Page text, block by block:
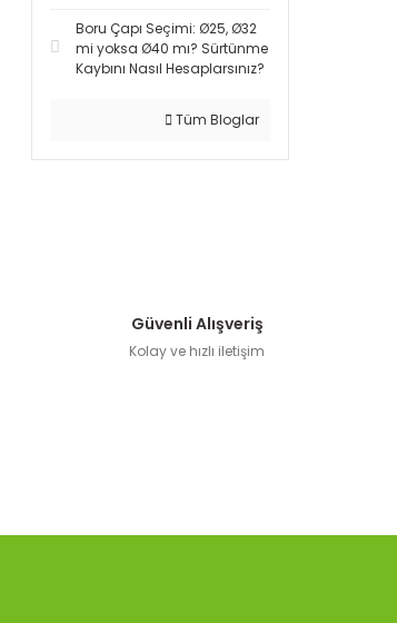
Boru Çapı Seçimi: Ø25, Ø32
mi yoksa Ø40 mı? Sürtünme
Kaybını Nasıl Hesaplarsınız?
Tüm Bloglar
Güvenli Alışveriş
Kolay ve hızlı iletişim